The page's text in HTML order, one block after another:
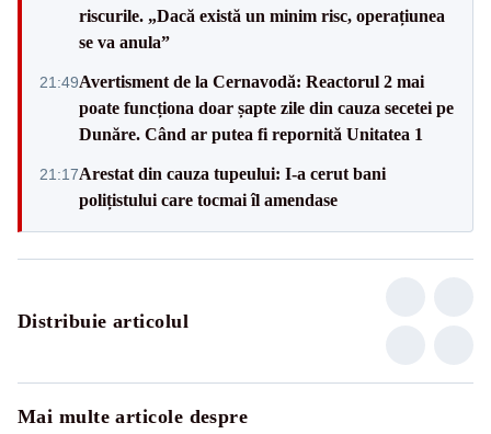
riscurile. „Dacă există un minim risc, operațiunea
se va anula”
21:49Avertisment de la Cernavodă: Reactorul 2 mai
poate funcționa doar șapte zile din cauza secetei pe
Dunăre. Când ar putea fi repornită Unitatea 1
21:17Arestat din cauza tupeului: I-a cerut bani
polițistului care tocmai îl amendase
Distribuie articolul
Mai multe articole despre